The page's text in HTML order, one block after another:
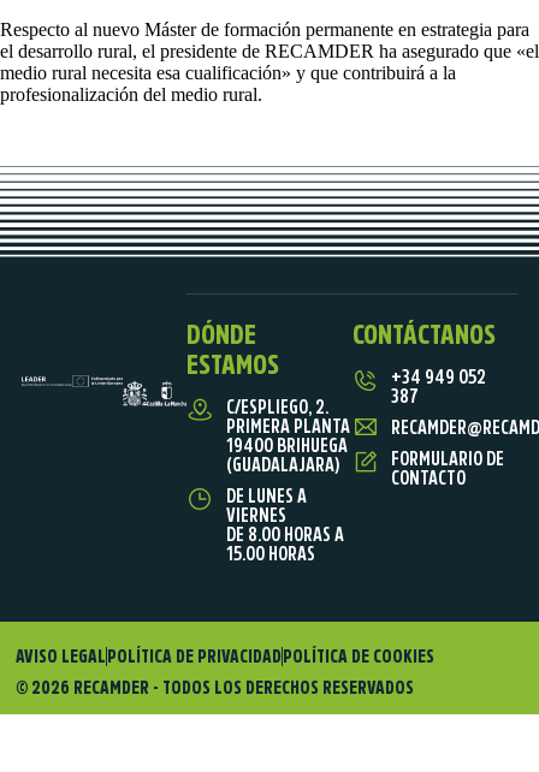
Respecto al nuevo Máster de formación permanente en estrategia para
el desarrollo rural, el presidente de RECAMDER ha asegurado que «el
medio rural necesita esa cualificación» y que contribuirá a la
profesionalización del medio rural.
DÓNDE
ESTAMOS
C/ESPLIEGO, 2.
PRIMERA PLANTA
19400 BRIHUEGA
(GUADALAJARA)
DE LUNES A
VIERNES
DE 8.00 HORAS A
15.00 HORAS
CONTÁCTANOS
+34 949 052
387
FORMULARIO DE
CONTACTO
© 2026 RECAMDER - TODOS LOS DERECHOS RESERVADOS
AVISO LEGAL POLÍTICA DE PRIVACIDAD POLÍTICA DE COOKIES